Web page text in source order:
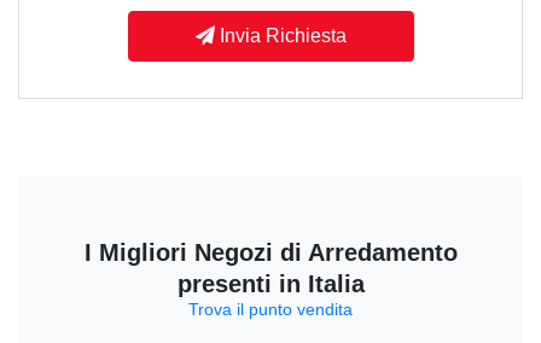
Invia Richiesta
I Migliori Negozi di Arredamento
presenti in Italia
Trova il punto vendita